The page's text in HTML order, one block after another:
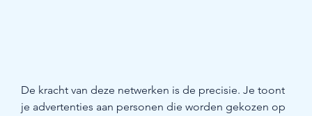
De kracht van deze netwerken is de precisie. Je toont
je advertenties aan personen die worden gekozen op